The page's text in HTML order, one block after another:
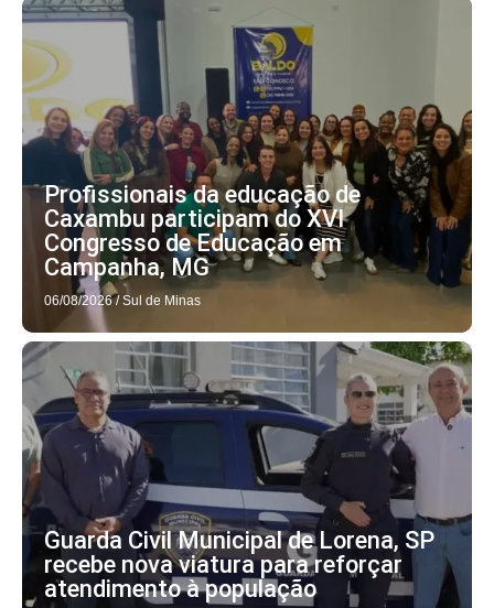
Profissionais da educação de
Caxambu participam do XVI
Congresso de Educação em
Campanha, MG
06/08/2026 / Sul de Minas
Guarda Civil Municipal de Lorena, SP
recebe nova viatura para reforçar
atendimento à população